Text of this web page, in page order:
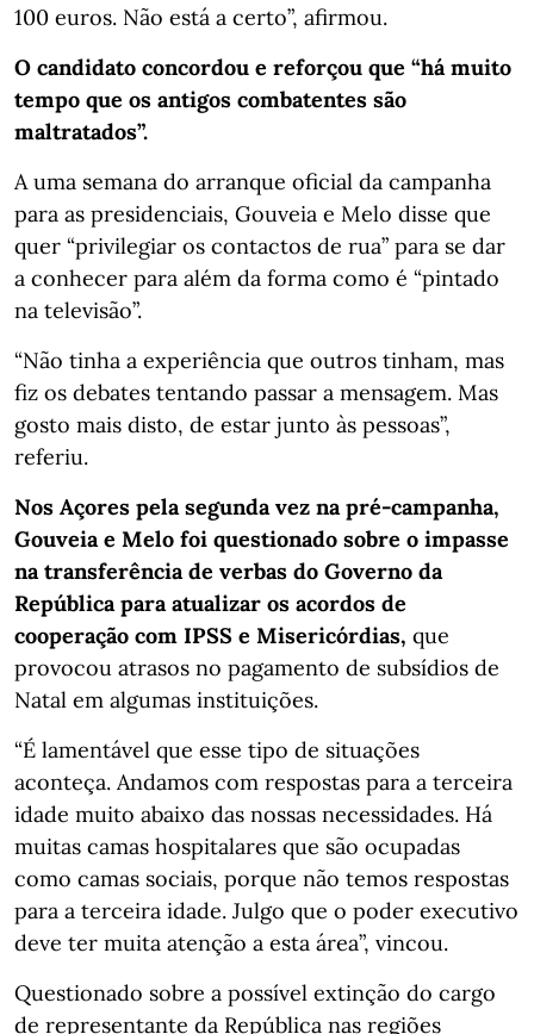
100 euros. Não está a certo”, afirmou.
O candidato concordou e reforçou que “há muito
tempo que os antigos combatentes são
maltratados”.
A uma semana do arranque oficial da campanha
para as presidenciais, Gouveia e Melo disse que
quer “privilegiar os contactos de rua” para se dar
a conhecer para além da forma como é “pintado
na televisão”.
“Não tinha a experiência que outros tinham, mas
fiz os debates tentando passar a mensagem. Mas
gosto mais disto, de estar junto às pessoas”,
referiu.
Nos Açores pela segunda vez na pré-campanha,
Gouveia e Melo foi questionado sobre o impasse
na transferência de verbas do Governo da
República para atualizar os acordos de
cooperação com IPSS e Misericórdias, que
provocou atrasos no pagamento de subsídios de
Natal em algumas instituições.
“É lamentável que esse tipo de situações
aconteça. Andamos com respostas para a terceira
idade muito abaixo das nossas necessidades. Há
muitas camas hospitalares que são ocupadas
como camas sociais, porque não temos respostas
para a terceira idade. Julgo que o poder executivo
deve ter muita atenção a esta área”, vincou.
Questionado sobre a possível extinção do cargo
de representante da República nas regiões